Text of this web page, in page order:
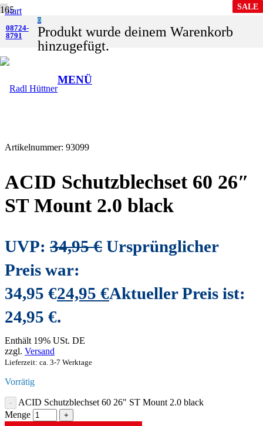
08724-
8791
0
Produktwurde deinem Warenkorb
hinzugefügt.
MENÜ
Start
Shop
Zubehör
Schutzbleche
ACID Schutzblechset 60 26″ ST Mount 2.0 black
Artikelnummer: 93099
ACID Schutzblechset 60 26″
ST Mount 2.0 black
UVP: 34,95€ Ursprünglicher
Preis war:
34,95 €24,95 €Aktueller Preis ist:
24,95 €.
Enthält 19% USt. DE
zzgl. Versand
Lieferzeit: ca. 3-7 Werktage
Vorrätig
ACID Schutzblechset 60 26" ST Mount 2.0 black
Menge
SALE
SALE